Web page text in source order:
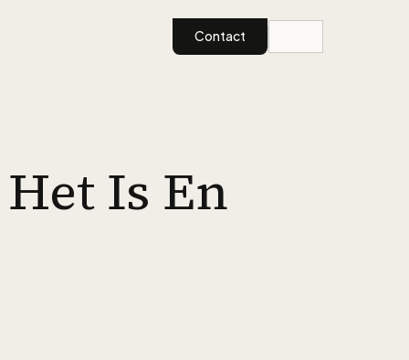
Contact
Is En